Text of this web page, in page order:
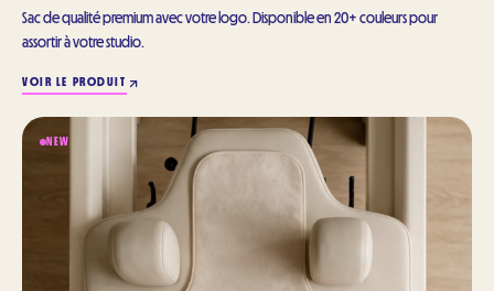
Sac de qualité premium avec votre logo. Disponible en 20+ couleurs pour
assortir à votre studio.
VOIR LE PRODUIT
NEW